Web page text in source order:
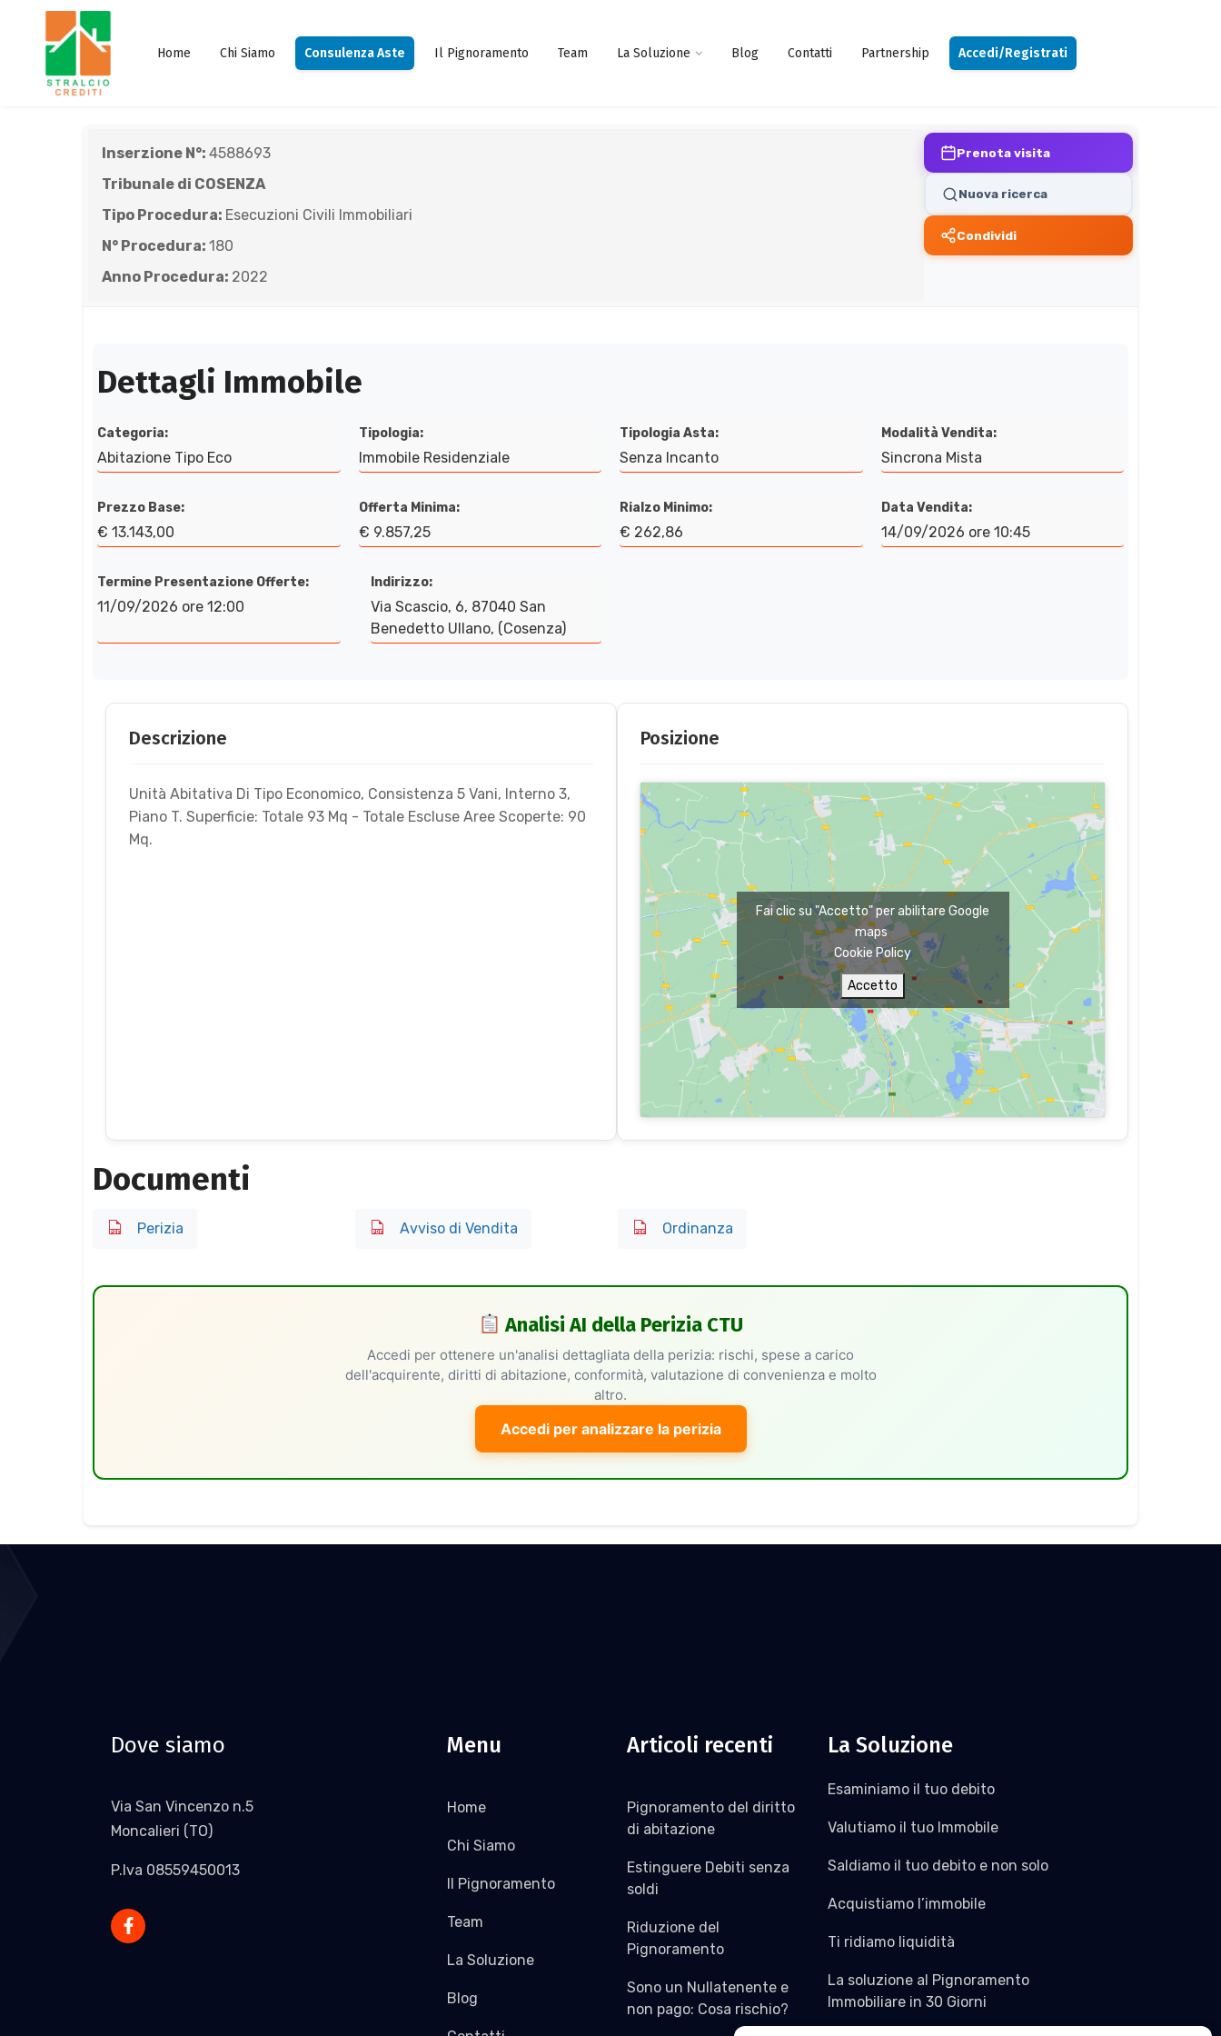
Home Chi Siamo Consulenza Aste Il Pignoramento Team La Soluzione Blog Contatti Partnership Accedi/Registrati
Inserzione N°: 4588693
Tribunale di COSENZA
Tipo Procedura: Esecuzioni Civili Immobiliari
N° Procedura: 180
Anno Procedura: 2022
Prenota visita
Nuova ricerca
Condividi
Dettagli Immobile
Categoria:
Abitazione Tipo Eco
Tipologia:
Immobile Residenziale
Tipologia Asta:
Senza Incanto
Modalità Vendita:
Sincrona Mista
Prezzo Base:
€ 13.143,00
Offerta Minima:
€ 9.857,25
Rialzo Minimo:
€ 262,86
Data Vendita:
14/09/2026 ore 10:45
Termine Presentazione Offerte:
11/09/2026 ore 12:00
Indirizzo:
Via Scascio, 6, 87040 San
Benedetto Ullano, (Cosenza)
Descrizione
Unità Abitativa Di Tipo Economico, Consistenza 5 Vani, Interno 3,
Piano T. Superficie: Totale 93 Mq - Totale Escluse Aree Scoperte: 90
Mq.
Posizione
Fai clic su "Accetto" per abilitare Google
maps
Cookie Policy
Accetto
Documenti
Perizia Avviso di Vendita Ordinanza
Analisi AI della Perizia CTU
Accedi per ottenere un'analisi dettagliata della perizia: rischi, spese a carico
dell'acquirente, diritti di abitazione, conformità, valutazione di convenienza e molto
altro.
Accedi per analizzare la perizia
Dove siamo
Via San Vincenzo n.5
Moncalieri (TO)
P.Iva 08559450013
Menu
Home
Chi Siamo
Il Pignoramento
Team
La Soluzione
Blog
Articoli recenti
Pignoramento del diritto
di abitazione
Estinguere Debiti senza
soldi
Riduzione del
Pignoramento
Sono un Nullatenente e
non pago: Cosa rischio?
La Soluzione
Esaminiamo il tuo debito
Valutiamo il tuo Immobile
Saldiamo il tuo debito e non solo
Acquistiamo l’immobile
Ti ridiamo liquidità
La soluzione al Pignoramento
Immobiliare in 30 Giorni